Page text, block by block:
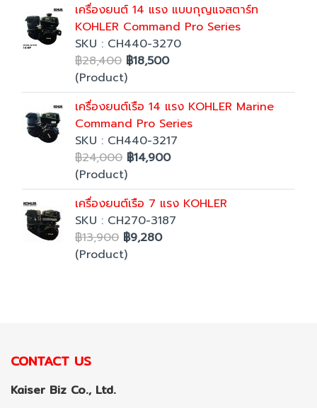
เครื่องยนต์ 14 แรง แบบกุญแจสตาร์ท
KOHLER Command Pro Series
SKU : CH440-3270
฿28,400 ฿18,500
(Product)
เครื่องยนต์เรือ 14 แรง KOHLER Marine
Command Pro Series
SKU : CH440-3217
฿24,000 ฿14,900
(Product)
เครื่องยนต์เรือ 7 แรง KOHLER
SKU : CH270-3187
฿13,900 ฿9,280
(Product)
CONTACT US
Kaiser Biz Co., Ltd.